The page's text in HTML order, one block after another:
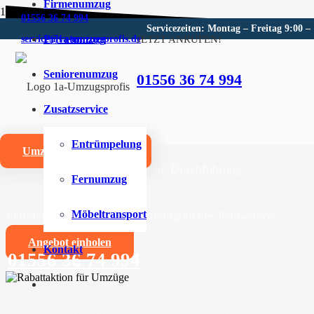
01556 36 74 994
service@1a-umzugsprofis.de
Servicezeiten: Montag – Freitag 9:00 –
JETZT ANRUFEN!
01556 36 74 994
Firmenumzug
Privatumzug
Seniorenumzug
Zusatzservice
Entrümpelung
Fernumzug
Möbeltransport
Kontakt
Umzugskostenrechner
Umzugsunternehmen für
Wir sind Ihr kompetentes Umzugsunternehmen für
Zuverlässige und professionelle Durchführung
Jahrelange Erfahrung und umfangreiches Know-how
Angebot einholen
01556 36 74 994